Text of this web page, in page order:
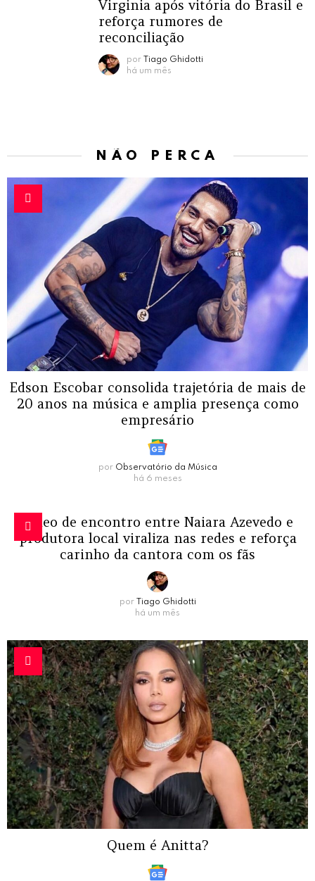
Virginia após vitória do Brasil e
reforça rumores de
reconciliação
por
Tiago Ghidotti
há um mês
NÃO PERCA
Edson Escobar consolida trajetória de mais de
20 anos na música e amplia presença como
empresário
por Observatório da Música
há 6 meses
Vídeo de encontro entre Naiara Azevedo e
produtora local viraliza nas redes e reforça
carinho da cantora com os fãs
por
Tiago Ghidotti
há um mês
Quem é Anitta?